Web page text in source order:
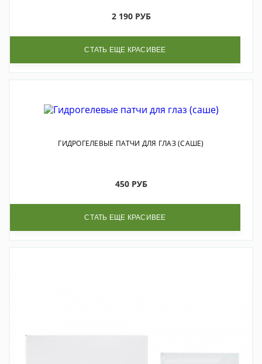
2 190 РУБ
СТАТЬ ЕЩЕ КРАСИВЕЕ
ГИДРОГЕЛЕВЫЕ ПАТЧИ ДЛЯ ГЛАЗ (САШЕ)
450 РУБ
СТАТЬ ЕЩЕ КРАСИВЕЕ